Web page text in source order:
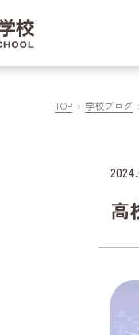
TOP 学校ブログ
高